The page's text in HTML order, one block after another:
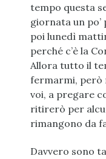
tempo questa
giornata un
poi lunedì
perché c’è la
Allora tutto il
fermarmi, però
voi, a pregare
ritirerò per
rimangono da
Davvero sono